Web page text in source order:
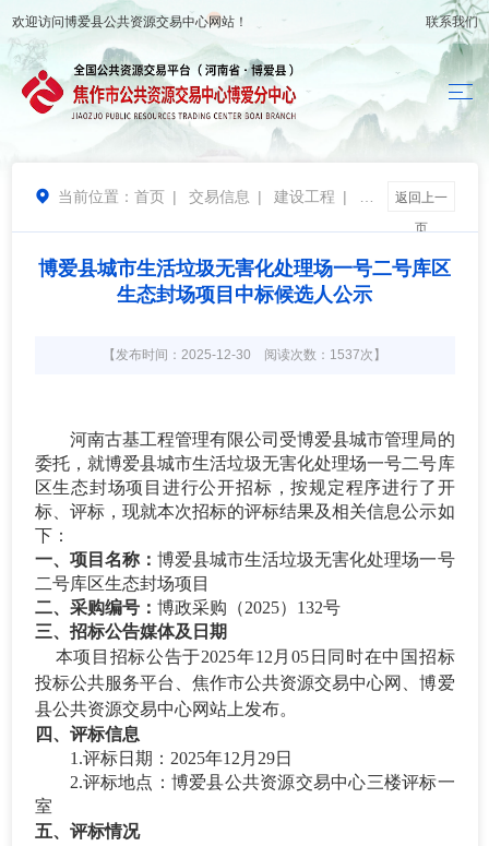
欢迎访问博爱县公共资源交易中心网站！ 联系我们
 当前位置： 首页 | 交易信息 | 建设工程 |
候
选人公示
返回上一
页
博爱县城市生活垃圾无害化处理场一号二号库区
生态封场项目中标候选人公示
【发布时间：2025-12-30 阅读次数：1537次】
河南古基工程管理有限公司 受博爱县城市管理局的
委托，就博爱县城市生活垃圾无害化处理场一号二号库
区生态封场项目 进行公开招标，按规定程序进行了开
标、评标，现就本次招标的评标结果及相关信息公示如
下：
一、项目名称： 博爱县城市生活垃圾无害化处理场一号
二号库区生态封场项目
二、采购编号： 博政采购（2025） 132号
三、招标公告媒体及日期
本项目招标公告于2025年12 月 05日同时在中国招标
投标公共服务平台、焦作市公共资源交易中心网、博爱
县公共资源交易中心网站上发布。
四、评标信息
1.评标日期：2025年12 月 29日
2.评标地点：博爱县公共资源交易中心三楼评标一
室
五、 评标情况